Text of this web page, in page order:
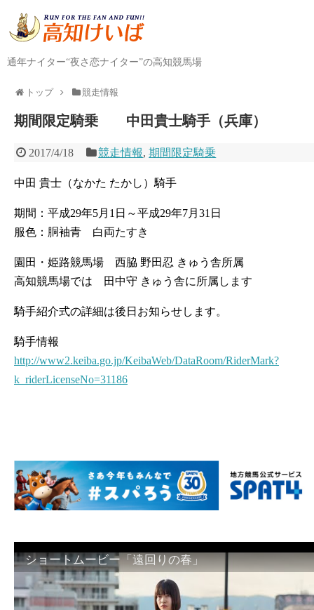
通年ナイター“夜さ恋ナイター”の高知競馬場
トップ 競走情報
期間限定騎乗 中田貴士騎手（兵庫）
2017/4/18 競走情報,期間限定騎乗
中田 貴士（なかた たかし）騎手
期間：平成29年5月1日～平成29年7月31日
服色：胴袖青 白両たすき
園田・姫路競馬場 西脇 野田忍 きゅう舎所属
高知競馬場では 田中守 きゅう舎に所属します
騎手紹介式の詳細は後日お知らせします。
騎手情報
http://www2.keiba.go.jp/KeibaWeb/DataRoom/RiderMark?
k_riderLicenseNo=31186
ショートムービー「遠回りの春」